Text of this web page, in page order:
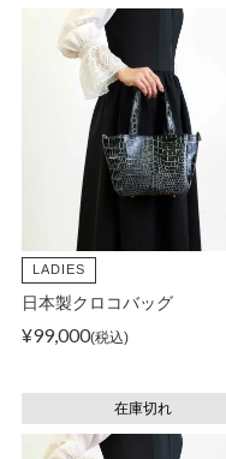
LADIES
日本製クロコバッグ
¥99,000 税込
在庫切れ